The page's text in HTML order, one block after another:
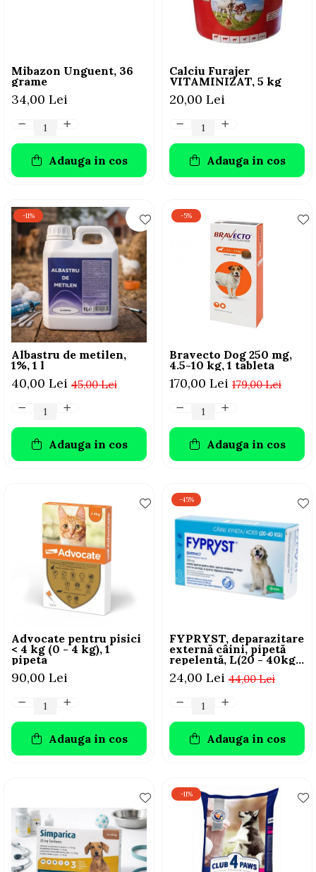
LAPTE PRAF
Mibazon Unguent, 36
grame
34,00 Lei
Adauga in cos
Calciu Furajer
VITAMINIZAT, 5 kg
20,00 Lei
Adauga in cos
-11%
Albastru de metilen,
1%, 1 l
45,00 Lei
40,00 Lei
Adauga in cos
-5%
Bravecto Dog 250 mg,
4.5-10 kg, 1 tableta
179,00 Lei
170,00 Lei
Adauga in cos
Advocate pentru pisici
< 4 kg (0 - 4 kg), 1
pipeta
90,00 Lei
Adauga in cos
-45%
FYPRYST, deparazitare
externă câini, pipetă
repelentă, L(20 - 40kg),
1 buc
44,00 Lei
24,00 Lei
Adauga in cos
-11%